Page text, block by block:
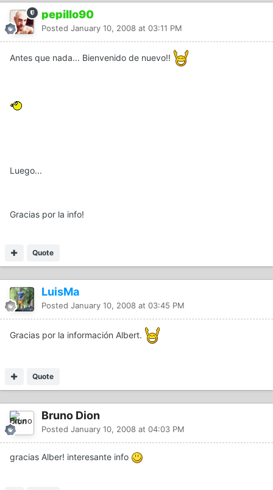
pepillo90
Posted January 10, 2008 at 03:11 PM
Antes que nada... Bienvenido de nuevo!!
Luego...
Gracias por la info!
Quote
LuisMa
Posted January 10, 2008 at 03:45 PM
Gracias por la información Albert.
Quote
Bruno Dion
Posted January 10, 2008 at 04:03 PM
gracias Alber! interesante info